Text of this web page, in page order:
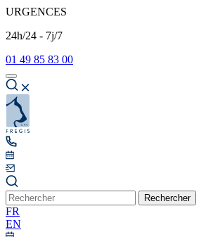
URGENCES
24h/24 - 7j/7
01 49 85 83 00
Rechercher
FR
EN